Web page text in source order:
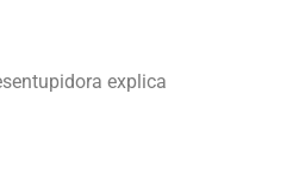
explica